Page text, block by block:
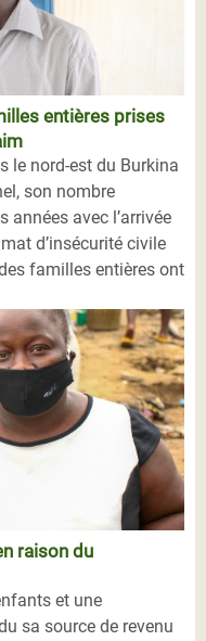
entières prises
le nord-est du Burkina
son nombre
années avec l’arrivée
d’insécurité civile
familles entières ont
raison du
et une
sa source de revenu